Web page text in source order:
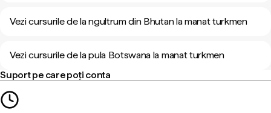
Vezi cursurile de la ngultrum din Bhutan la manat turkmen
Vezi cursurile de la pula Botswana la manat turkmen
Suport pe care poți conta